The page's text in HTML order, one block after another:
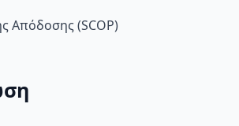
Απόδοσης (SCOP)